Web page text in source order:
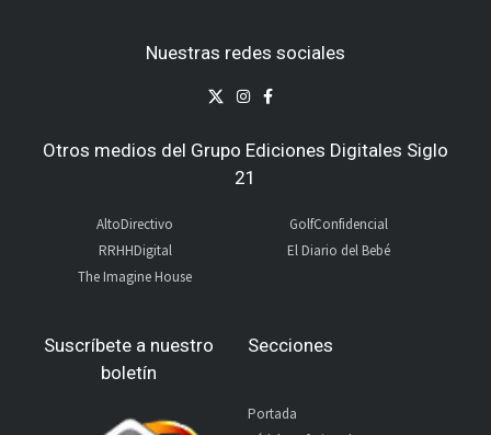
Nuestras redes sociales
Otros medios del Grupo Ediciones Digitales Siglo
21
AltoDirectivo
RRHHDigital
The Imagine House
GolfConfidencial
El Diario del Bebé
Suscríbete a nuestro
boletín
Secciones
Portada